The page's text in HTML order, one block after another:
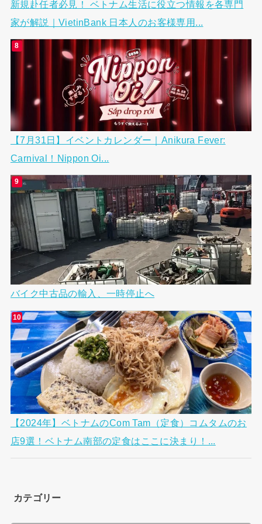
新規赴任者必見！ ベトナム生活に役立つ情報を各専門
家が解説｜VietinBank 日本人のお客様専用...
【7月31日】イベントカレンダー｜Anikura Fever:
Carnival！Nippon Oi...
バイク中古品の輸入、一時停止へ
【2024年】ベトナムのCom Tam（定食）コムタムのお
店9選！ベトナム南部の定食はここに決まり！...
カテゴリー